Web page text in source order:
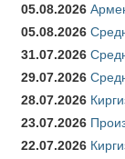
05.08.2026
05.08.2026
31.07.2026
29.07.2026
28.07.2026
23.07.2026
22.07.2026